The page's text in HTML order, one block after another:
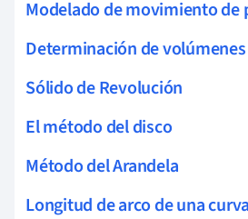
Modelado de movimiento de
Determinación de
Sólido de Revolución
El método del disco
Método del Arandela
Longitud de arco de una curva